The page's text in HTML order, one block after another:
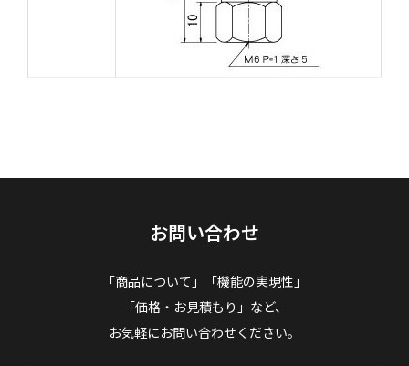
お問い合わせ
「商品について」「機能の実現性」
「価格・お見積もり」など、
お気軽にお問い合わせください。